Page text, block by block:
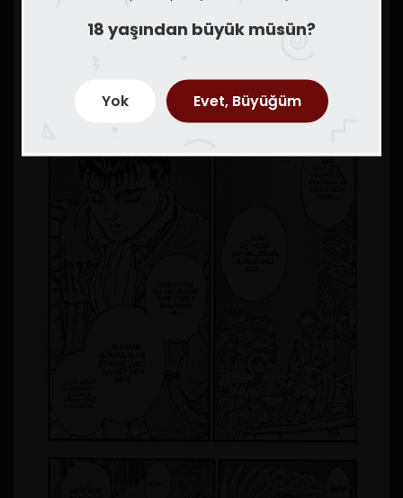
18 yaşından büyük müsün?
Yok Evet, Büyüğüm